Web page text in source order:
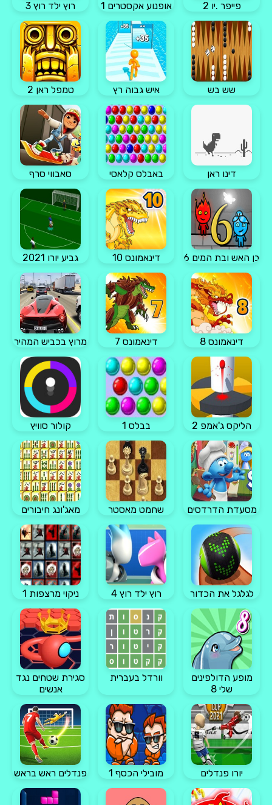
פייפר .יו 2 אופנוע אקסטרים 1 רוץ ילד רוץ 3
שש בש איש גבוה רץ טמפל ראן 2
דינו ראן באבלס קלאסי סאבווי סרף
בן האש ובת המים 6 דינאמונס 10 גביע יורו 2021
דינאמונס 8 דינאמונס 7 מרוץ בכביש המהיר
הליקס ג'אמפ 2 בבלס 1 קולור סוויץ
מסעדת הדרדסים שחמט מאסטר מאג'ונג חיבורים
לגלגל את הכדור רוץ ילד רוץ 4 ניקוי מרצפות 1
מופע הדולפינים
שלי 8
וורדל בעברית
סגירת שטחים נגד
אנשים
יורו פנדלים מובילי הכסף 1 פנדלים ראש בראש